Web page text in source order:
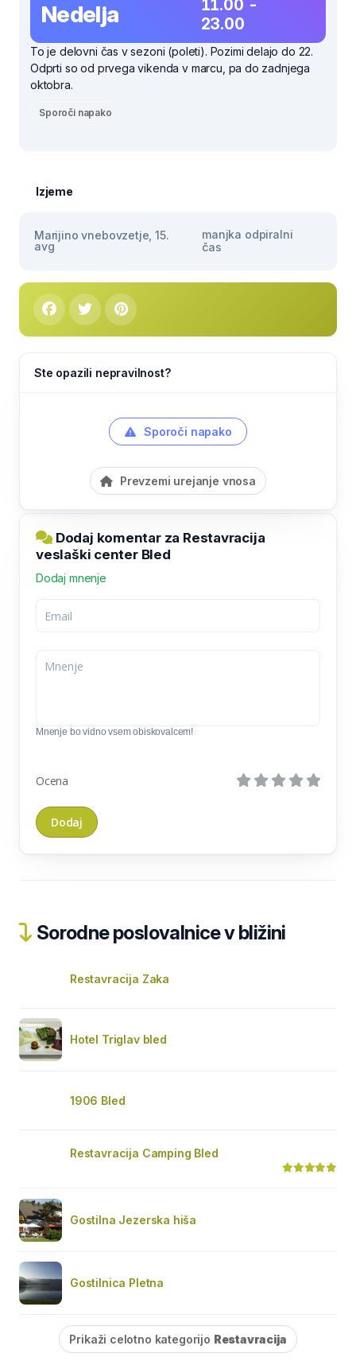
Nedelja
11.00 -
23.00
To je delovni čas v sezoni (poleti). Pozimi delajo do 22.
Odprti so od prvega vikenda v marcu, pa do zadnjega
oktobra.
Sporoči napako
Izjeme
Marijino vnebovzetje, 15.
avg
manjka odpiralni
čas
Ste opazili nepravilnost?
Sporoči napako
Prevzemi urejanje vnosa
Dodaj komentar za Restavracija
veslaški center Bled
Dodaj mnenje
Mnenje bo vidno vsem obiskovalcem!
Ocena
Sorodne poslovalnice v bližini
Restavracija Zaka
Hotel Triglav bled
1906 Bled
Restavracija Camping Bled
Gostilna Jezerska hiša
Gostilnica Pletna
Prikaži celotno kategorijo Restavracija